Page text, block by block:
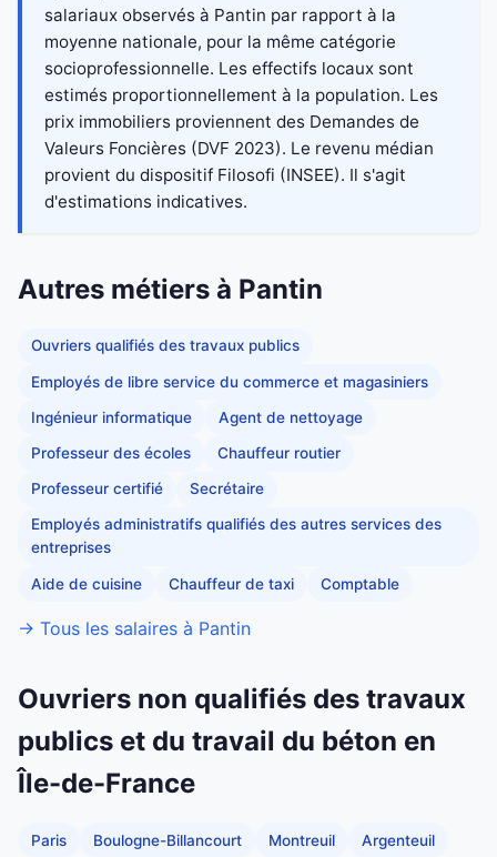
salariaux observés à Pantin par rapport à la
moyenne nationale, pour la même catégorie
socioprofessionnelle. Les effectifs locaux sont
estimés proportionnellement à la population. Les
prix immobiliers proviennent des Demandes de
Valeurs Foncières (DVF 2023). Le revenu médian
provient du dispositif Filosofi (INSEE). Il s'agit
d'estimations indicatives.
Autres métiers à Pantin
Ouvriers qualifiés des travaux publics
Employés de libre service du commerce et magasiniers
Ingénieur informatique Agent de nettoyage
Professeur des écoles Chauffeur routier
Professeur certifié Secrétaire
Employés administratifs qualifiés des autres services des
entreprises
Aide de cuisine Chauffeur de taxi Comptable
→ Tous les salaires à Pantin
Ouvriers non qualifiés des travaux
publics et du travail du béton en
Île-de-France
Paris Boulogne-Billancourt Montreuil Argenteuil